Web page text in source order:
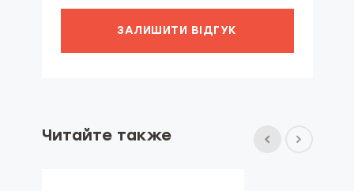
ЗАЛИШИТИ ВІДГУК
Читайте также